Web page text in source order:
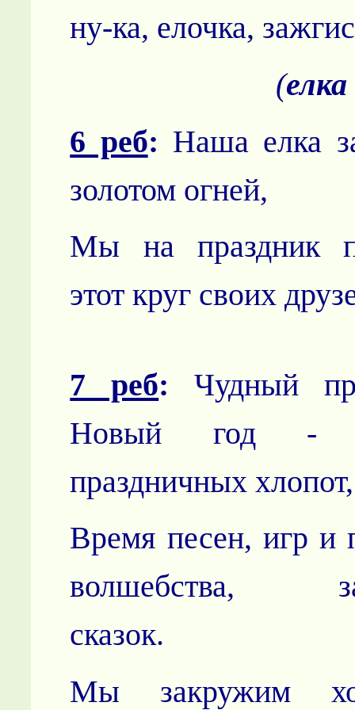
ну-ка, елочка,
(
6 реб: Наша елка
золотом огней,
Мы на праздник
этот круг своих
7 реб: Чудный
Новый год -
праздничных хлопот,
Время песен, игр и
волшебства,
сказок.
Мы закружим